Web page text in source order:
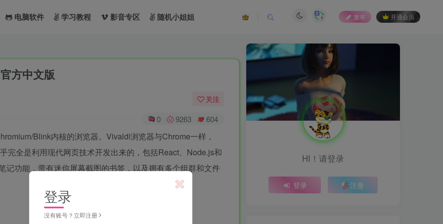
电脑软件 学习教程 影音专区 随机小姐姐 发布 开通会员
方中文版
关注
0 9263 604
Blink内核的浏览器。Vivaldi浏览器与Chrome一样，
完全是利用现代网页技术开发出来的，包括React、Node.js和
功能，带有迷你屏幕截图的书签，以及拥有多个组群和文件
HI！请登录
登录 注册
登录
没有账号？立即注册